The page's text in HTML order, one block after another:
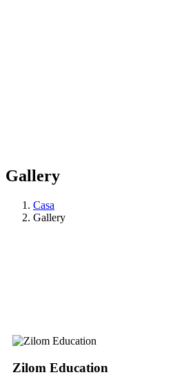
Gallery
Casa
Gallery
Zilom Education